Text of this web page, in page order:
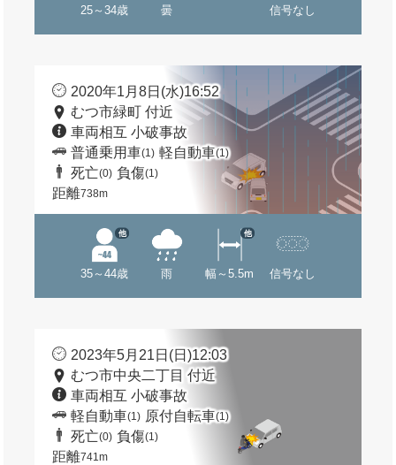
25～34歳 曇 信号なし
2020年1月8日(水)16:52
むつ市緑町 付近
車両相互 小破事故
普通乗用車(1) 軽自動車(1)
死亡(0) 負傷(1)
距離738m
35～44歳
他
雨 幅～5.5m
他
信号なし
2023年5月21日(日)12:03
むつ市中央二丁目 付近
車両相互 小破事故
軽自動車(1) 原付自転車(1)
死亡(0) 負傷(1)
距離741m